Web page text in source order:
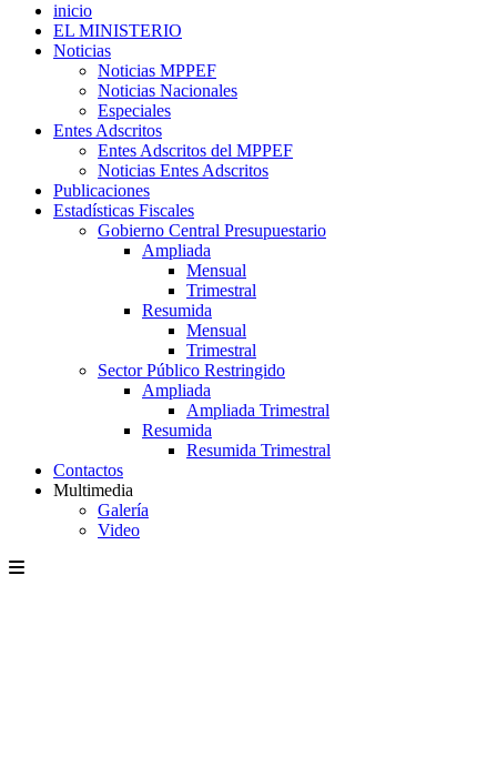
inicio
EL MINISTERIO
Noticias
Noticias MPPEF
Noticias Nacionales
Especiales
Entes Adscritos
Entes Adscritos del MPPEF
Noticias Entes Adscritos
Publicaciones
Estadísticas Fiscales
Gobierno Central Presupuestario
Ampliada
Mensual
Trimestral
Resumida
Mensual
Trimestral
Sector Público Restringido
Ampliada
Ampliada Trimestral
Resumida
Resumida Trimestral
Contactos
Multimedia
Galería
Video